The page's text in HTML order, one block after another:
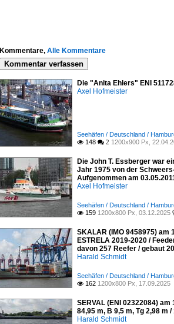
Kommentare, Alle Kommentare
Kommentar verfassen
Die "Anita Ehlers" ENI
Axel Hofmeister
Seehäfen / Deutschland /
 148  2 1200x900 Px,
Die John T. Essberger war
Jahr 1975 von der
Aufgenommen am
Axel Hofmeister
Seehäfen / Deutschland /
 159 1200x800 Px, 03.12.2025
SKALAR (IMO 9458975) am
ESTRELA 2019-2020 /
davon 257 Reefer / gebaut
Harald Schmidt
Seehäfen / Deutschland /
 162 1200x800 Px, 17.09.2025
SERVAL (ENI 02322084)
84,95 m, B 9,5 m, Tg 2,98 m
Harald Schmidt